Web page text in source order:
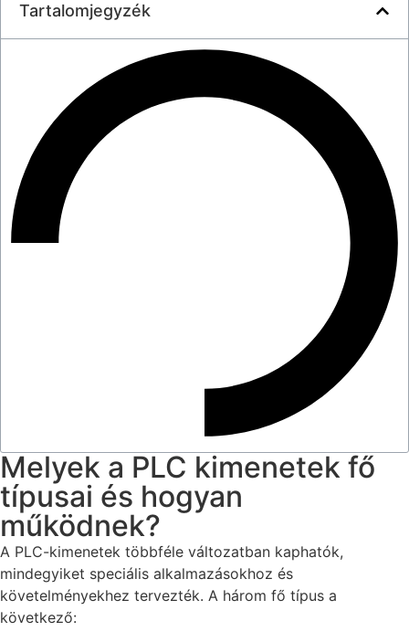
Tartalomjegyzék
Melyek a PLC kimenetek fő
típusai és hogyan
működnek?
A PLC-kimenetek többféle változatban kaphatók,
mindegyiket speciális alkalmazásokhoz és
követelményekhez tervezték. A három fő típus a
következő: